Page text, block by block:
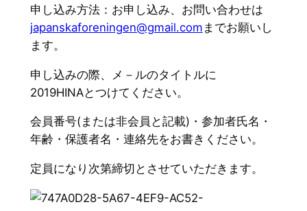
申し込み方法：お申し込み、お問い合わせは
japanskaforeningen@gmail.com までお願いし
ます。
申し込みの際、メ－ルのタイトルに
2019HINAとつけてください。
会員番号(または非会員と記載)・参加者氏名・
年齢・保護者名・ 連絡先をお書きください。
定員になり次第締切とさせていただきます。